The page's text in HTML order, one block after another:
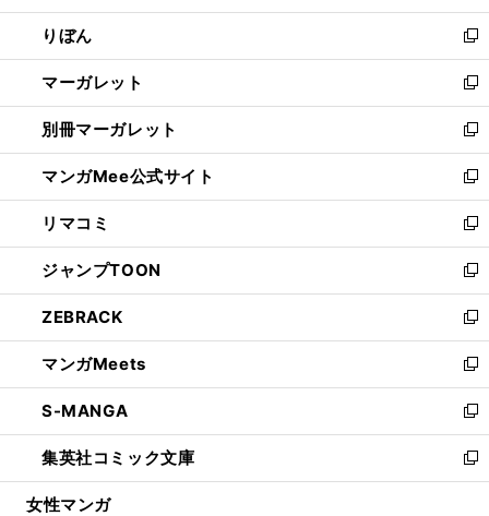
開
く
ウ
で
開
く
ン
ド
ウ
で
開
く
ウ
ィ
ン
ド
ウ
で
開
く
りぼん
新
し
い
ウ
ィ
ン
ド
ウ
で
開
く
マーガレット
新
し
い
ウ
ィ
ン
ド
ウ
で
開
く
別冊マーガレット
新
し
い
ウ
ィ
ン
ド
ウ
で
開
く
マンガMee公式サイト
新
し
い
ウ
ィ
ン
ド
ウ
で
開
く
リマコミ
新
し
い
ウ
ィ
ン
ド
ウ
で
開
く
ジャンプTOON
新
し
い
ウ
ィ
ン
ド
ウ
で
開
ZEBRACK
新
し
い
ウ
ィ
ン
ド
ウ
マンガMeets
新
し
い
ウ
ィ
ン
S-MANGA
新
し
い
ウ
集英社コミック文庫
新
し
女性マンガ